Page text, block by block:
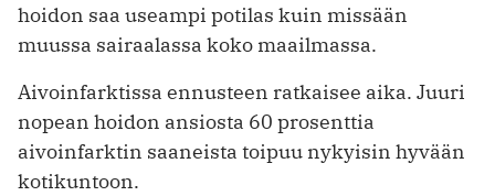
hoidon saa useampi potilas kuin missään
muussa sairaalassa koko maailmassa.
Aivoinfarktissa ennusteen ratkaisee aika. Juuri
nopean hoidon ansiosta 60 prosenttia
aivoinfarktin saaneista toipuu nykyisin hyvään
kotikuntoon.